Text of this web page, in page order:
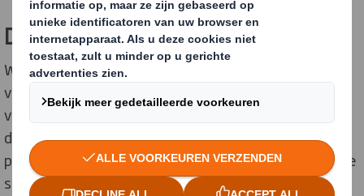
Drie divisies. Een doel
Wij zijn een multinational met drie divisies. Samen
vormen ze een circulair bedrijfsmodel - het inzamelen
van afvalpapier, het recyclen ervan tot nieuw papier,
dat we vervolgens omzetten in verpakkingen. Een
proces dat zo kort als slechts 14 dagen kan duren. Onze
streven naar een circulaire economie is een echte